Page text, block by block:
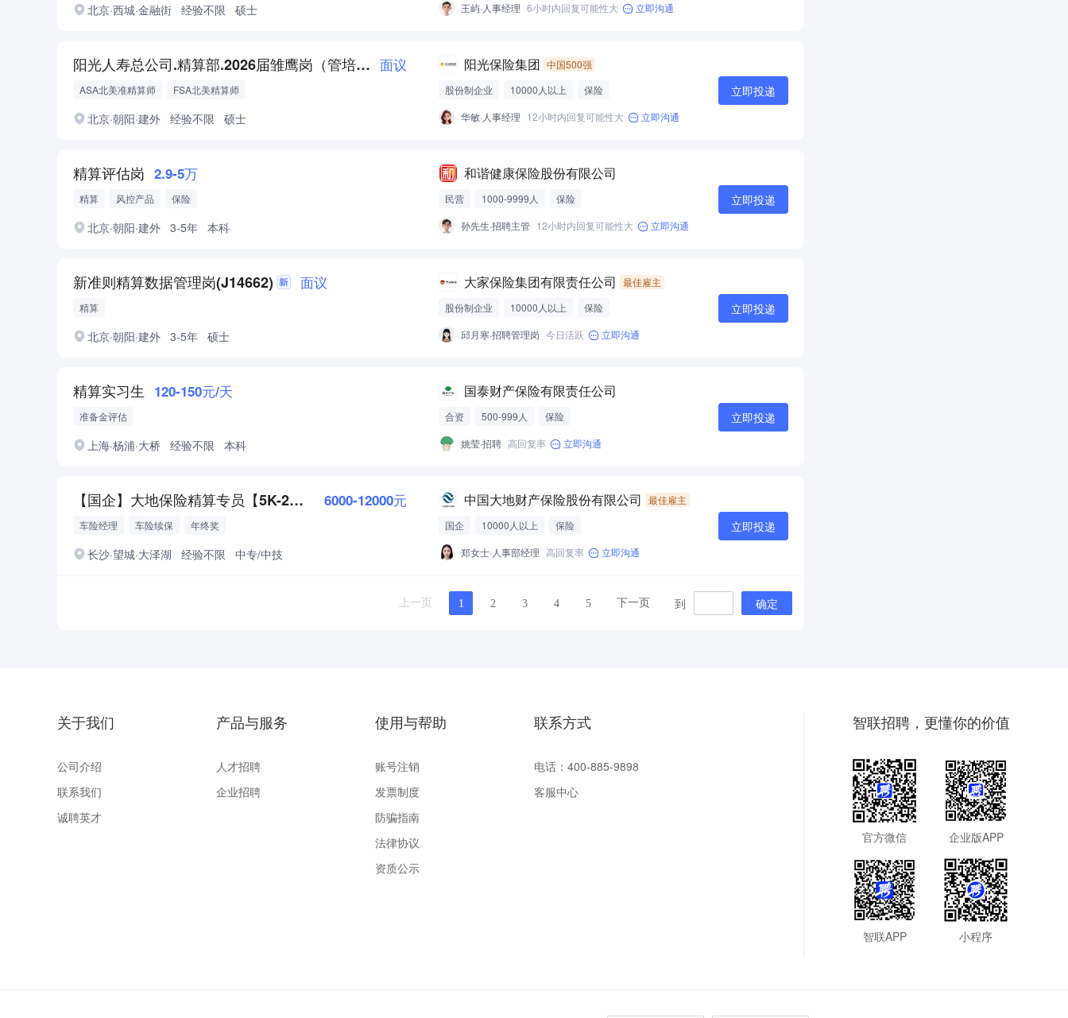
北京·西城·金融街 经验不限 硕士
王屿·人事经理 6小时内回复可能性大 立即沟通
阳光人寿总公司.精算部.2026届雏鹰岗（管培生）(J20028) 面议
ASA北美准精算师 FSA北美精算师
北京·朝阳·建外 经验不限 硕士
阳光保险集团 中国500强
股份制企业
10000人以上
保险
华敏·人事经理 12小时内回复可能性大 立即沟通
立即投递
精算评估岗 2.9-5万
精算 风控产品 保险
北京·朝阳·建外 3-5年 本科
和谐健康保险股份有限公司
民营 1000-9999人
保险
孙先生·招聘主管 12小时内回复可能性大 立即沟通
立即投递
新准则精算数据管理岗(J14662) 面议
精算
北京·朝阳·建外 3-5年 硕士
大家保险集团有限责任公司 最佳雇主
股份制企业
10000人以上
保险
邱月寒·招聘管理岗 今日活跃 立即沟通
立即投递
精算实习生 120-150元/天
准备金评估
上海·杨浦·大桥 经验不限 本科
国泰财产保险有限责任公司
合资 500-999人
保险
姚莹·招聘 高回复率 立即沟通
立即投递
【国企】大地保险精算专员【5K-2W】吃住补贴 6000-12000元
车险经理 车险续保 年终奖
长沙·望城·大泽湖 经验不限 中专/中技
中国大地财产保险股份有限公司 最佳雇主
国企
10000人以上
保险
郑女士·人事部经理 高回复率 立即沟通
立即投递
上一页 1 2 3 4 5 下一页 到 确定
关于我们
公司介绍
联系我们
诚聘英才
产品与服务
人才招聘
企业招聘
使用与帮助
账号注销
发票制度
防骗指南
法律协议
资质公示
联系方式
电话：400-885-9898
客服中心
智联招聘，更懂你的价值
官方微信 企业版APP
智联APP 小程序